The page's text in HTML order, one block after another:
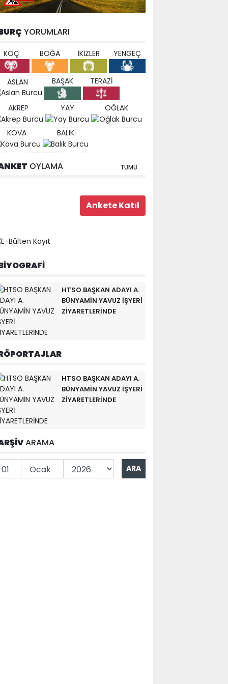
YORUMLARI
KOÇ BOĞA İKİZLER YENGEÇ
ASLAN BAŞAK TERAZİ
AKREP YAY OĞLAK
KOVA BALIK
OYLAMA TÜMÜ
HTSO BAŞKAN ADAYI A.
BÜNYAMİN YAVUZ İŞYERİ
ZİYARETLERİNDE
HTSO BAŞKAN ADAYI A.
BÜNYAMİN YAVUZ İŞYERİ
ZİYARETLERİNDE
ARAMA